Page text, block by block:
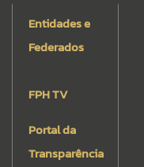
Entidades e
Federados
FPH TV
Portal da
Transparência